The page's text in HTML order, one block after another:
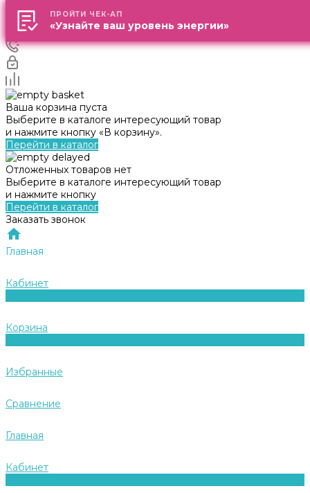
Ваша корзина пуста
Выберите в каталоге интересующий товар
и нажмите кнопку «В корзину».
Перейти в каталог
Отложенных товаров нет
Выберите в каталоге интересующий товар
и нажмите кнопку
Перейти в каталог
Заказать звонок
Главная
Кабинет
Корзина
Избранные
Сравнение
Главная
Кабинет
ПРОЙТИ ЧЕК-АП
«Узнайте ваш уровень энергии»
ПРОЙТИ ЧЕК-АП
«Узнайте ваш уровень энергии»